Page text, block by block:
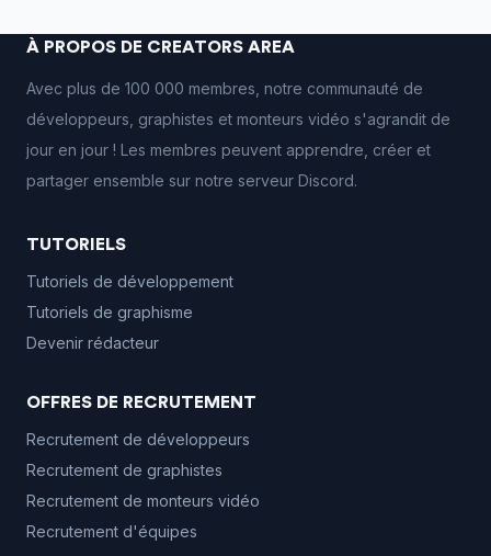
À PROPOS DE CREATORS AREA
Avec plus de 100 000 membres, notre communauté de
développeurs, graphistes et monteurs vidéo s'agrandit de
jour en jour ! Les membres peuvent apprendre, créer et
partager ensemble sur notre serveur Discord.
TUTORIELS
Tutoriels de développement
Tutoriels de graphisme
Devenir rédacteur
OFFRES DE RECRUTEMENT
Recrutement de développeurs
Recrutement de graphistes
Recrutement de monteurs vidéo
Recrutement d'équipes